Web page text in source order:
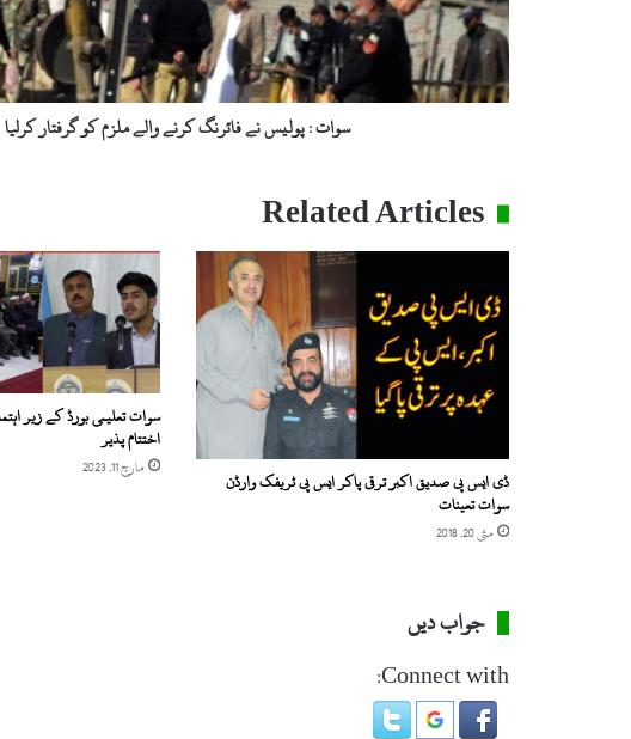
کو
گرفتار
کرلیا
سوات : پولیس نے فائرنگ کرنے والے ملزم کو گرفتار کرلیا
Related Articles
ڈی ایس پی صدیق اکبر ترقی پاکر ایس پی ٹریفک وارڈن
سوات تعینات
مئی 20, 2018
سوات تعلیمی بورڈ کے زیر
اختتام پذیر
مارچ 11, 2023
جواب دیں
Connect with: